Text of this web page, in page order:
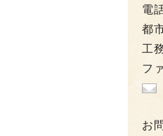
電
都
工
フ
お